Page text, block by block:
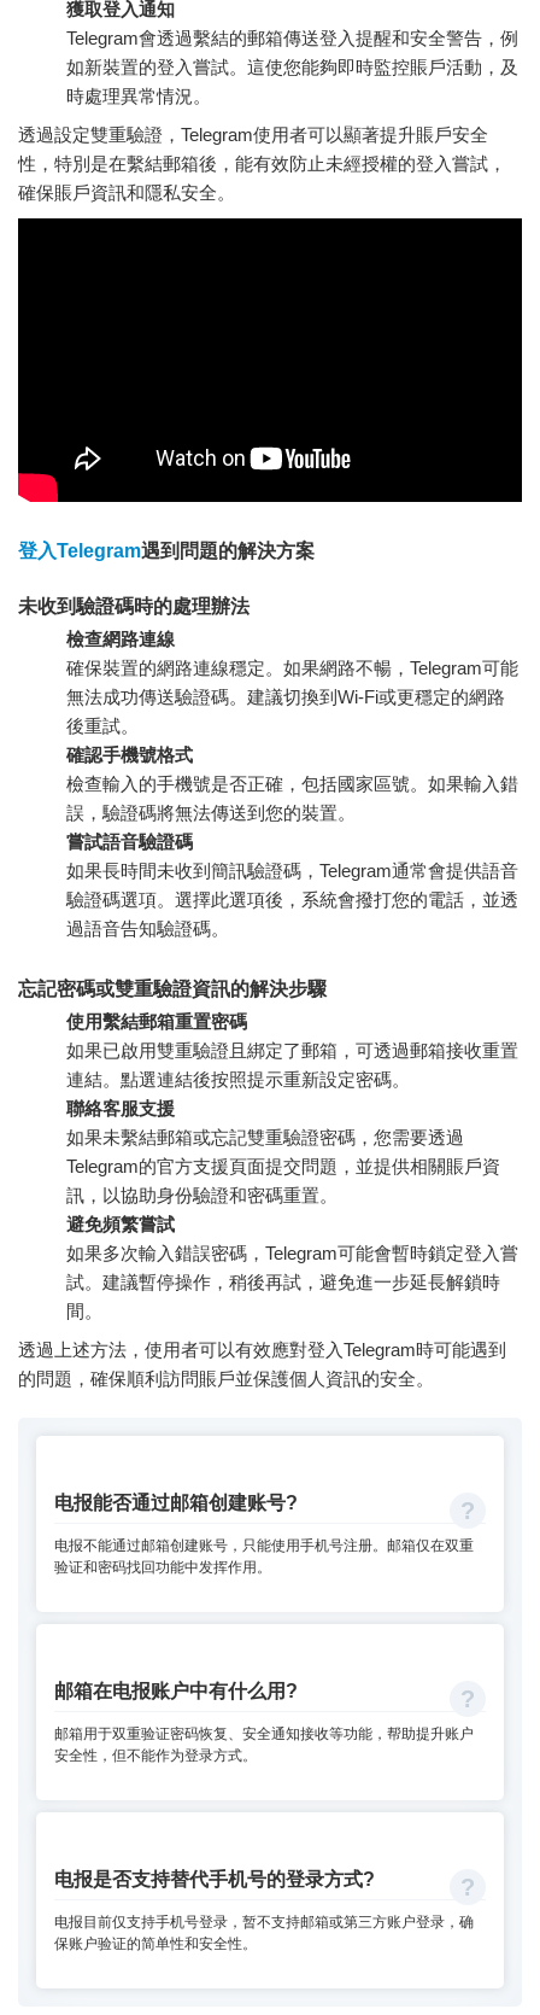
獲取登入通知
Telegram會透過繫結的郵箱傳送登入提醒和安全警告，例
如新裝置的登入嘗試。這使您能夠即時監控賬戶活動，及
時處理異常情況。
透過設定雙重驗證，Telegram使用者可以顯著提升賬戶安全
性，特別是在繫結郵箱後，能有效防止未經授權的登入嘗試，
確保賬戶資訊和隱私安全。
登入Telegram遇到問題的解決方案
未收到驗證碼時的處理辦法
檢查網路連線
確保裝置的網路連線穩定。如果網路不暢，Telegram可能
無法成功傳送驗證碼。建議切換到Wi-Fi或更穩定的網路
後重試。
確認手機號格式
檢查輸入的手機號是否正確，包括國家區號。如果輸入錯
誤，驗證碼將無法傳送到您的裝置。
嘗試語音驗證碼
如果長時間未收到簡訊驗證碼，Telegram通常會提供語音
驗證碼選項。選擇此選項後，系統會撥打您的電話，並透
過語音告知驗證碼。
忘記密碼或雙重驗證資訊的解決步驟
使用繫結郵箱重置密碼
如果已啟用雙重驗證且綁定了郵箱，可透過郵箱接收重置
連結。點選連結後按照提示重新設定密碼。
聯絡客服支援
如果未繫結郵箱或忘記雙重驗證密碼，您需要透過
Telegram的官方支援頁面提交問題，並提供相關賬戶資
訊，以協助身份驗證和密碼重置。
避免頻繁嘗試
如果多次輸入錯誤密碼，Telegram可能會暫時鎖定登入嘗
試。建議暫停操作，稍後再試，避免進一步延長解鎖時
間。
透過上述方法，使用者可以有效應對登入Telegram時可能遇到
的問題，確保順利訪問賬戶並保護個人資訊的安全。
电报能否通过邮箱创建账号?
电报不能通过邮箱创建账号，只能使用手机号注册。邮箱仅在双重
验证和密码找回功能中发挥作用。
邮箱在电报账户中有什么用?
邮箱用于双重验证密码恢复、安全通知接收等功能，帮助提升账户
安全性，但不能作为登录方式。
电报是否支持替代手机号的登录方式?
电报目前仅支持手机号登录，暂不支持邮箱或第三方账户登录，确
保账户验证的简单性和安全性。